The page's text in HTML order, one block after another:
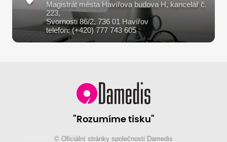
Magistrát města Havířova budova H, kancelář č.
223,
Svornosti 86/2, 736 01 Havířov
telefon: (+420) 777 743 605
"Rozumíme tisku"
© Oficiální stránky společnosti Damedis